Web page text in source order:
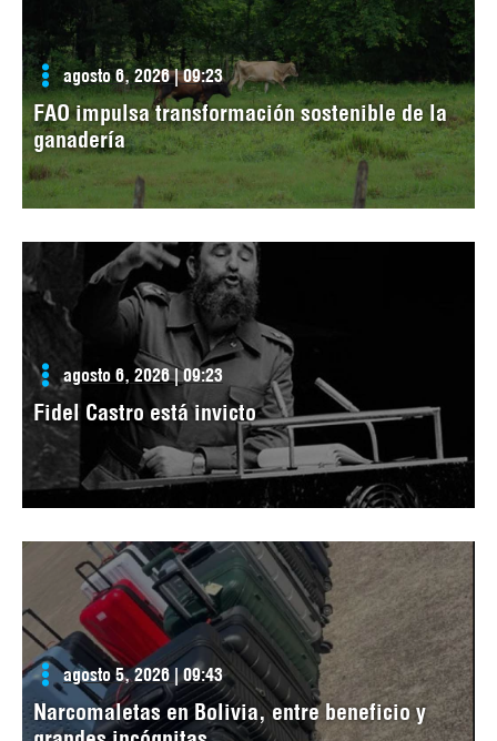
agosto 6, 2026 | 09:23
FAO impulsa transformación sostenible de la
ganadería
agosto 6, 2026 | 09:23
Fidel Castro está invicto
agosto 5, 2026 | 09:43
Narcomaletas en Bolivia, entre beneficio y